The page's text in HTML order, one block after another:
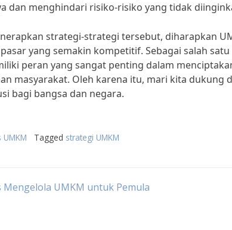
dan menghindari risiko-risiko yang tidak
strategi-strategi tersebut, diharapkan
yang semakin kompetitif. Sebagai salah
peran yang sangat penting dalam
masyarakat. Oleh karena itu, mari kita
bagi bangsa dan negara.
UMKM Tagged strategi UMKM
Mengelola UMKM untuk Pemula